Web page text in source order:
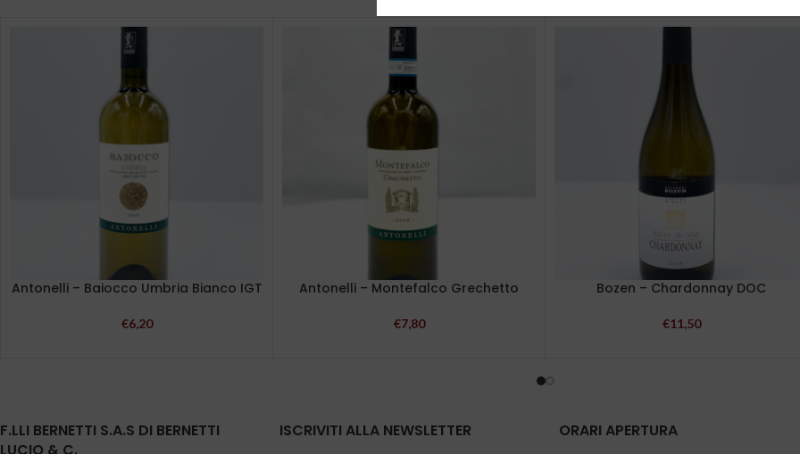
Antonelli – Baiocco Umbria Bianco IGT
€6,20
Antonelli – Montefalco Grechetto
€7,80
Bozen – Chardonnay DOC
€11,50
F.LLI BERNETTI S.A.S DI BERNETTI
ISCRIVITI ALLA NEWSLETTER ORARI APERTURA